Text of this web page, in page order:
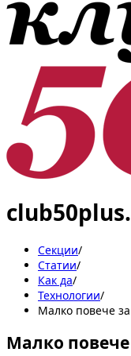
Секции/
Статии/
Как да/
Технологии/
Малко повече
Малко повече